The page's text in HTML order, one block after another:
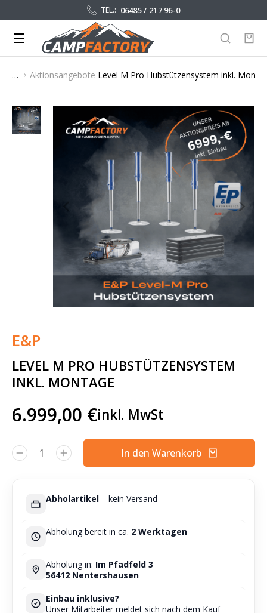
TEL.: 06485 / 217 96-0
Sie befinden sich hier:
Aktionsangebote Level M Pro Hubstützensystem inkl.
E&P
LEVEL M PRO HUBSTÜTZENSYSTEM
INKL. MONTAGE
6.999,00 €inkl. MwSt
In den Warenkorb
Alternative:
Abholartikel – kein Versand
Abholung bereit in ca. 2 Werktagen
Abholung in: Im Pfadfeld 3
56412 Nentershausen
Einbau inklusive?
Unser Mitarbeiter meldet sich nach dem Kauf